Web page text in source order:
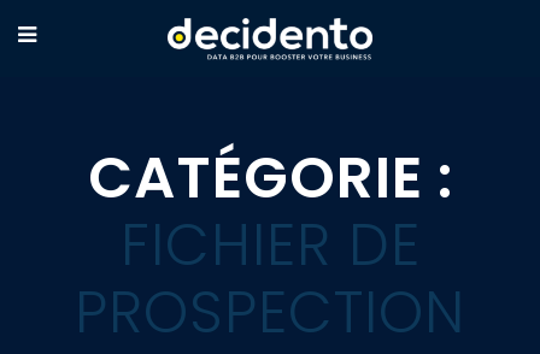
CATÉGORIE :
FICHIER DE
PROSPECTION